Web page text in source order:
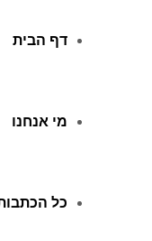
דף הבית
מי אנחנו
כל